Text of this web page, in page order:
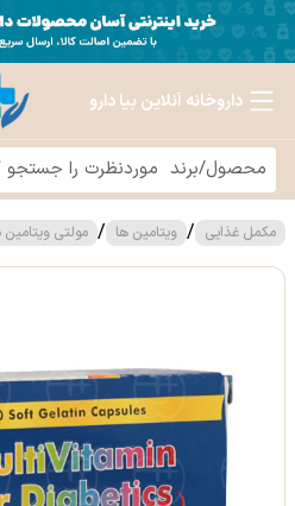
داروخانه آنلاین بیا دارو
مکمل غذایی / ویتامین ها / مولتی ویتامین